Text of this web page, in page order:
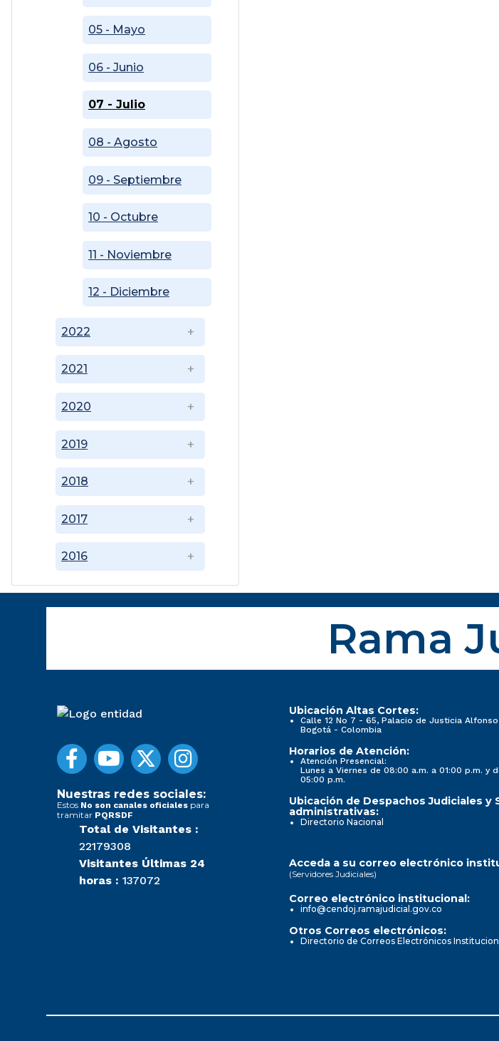
2016
2017
2018
2019
2020
2021
2022
05 - Mayo
06 - Junio
07 - Julio
08 - Agosto
09 - Septiembre
10 - Octubre
11 - Noviembre
12 - Diciembre
Rama
Nuestras redes sociales:
Estos No son canales oficiales para
tramitar PQRSDF
Total de Visitantes :
22179308
Visitantes Últimas 24
horas : 137072
Ubicación Altas Cortes:
Calle 12 No 7 - 65, Palacio de Justicia Alfonso
Bogotá - Colombia
Horarios de Atención:
Atención Presencial:
Lunes a Viernes de 08:00 a.m. a 01:00 p.m. y
05:00 p.m.
Ubicación de Despachos Judiciales y
administrativas:
Directorio Nacional
Acceda a su correo electrónico
(Servidores Judiciales)
Correo electrónico institucional:
info@cendoj.ramajudicial.gov.co
Otros Correos electrónicos:
Directorio de Correos Electrónicos